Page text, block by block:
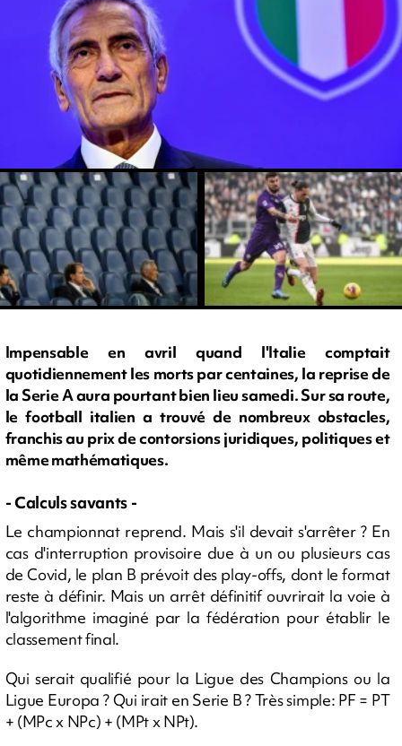
Impensable en avril quand l'Italie comptait
quotidiennement les morts par centaines, la reprise de
la Serie A aura pourtant bien lieu samedi. Sur sa route,
le football italien a trouvé de nombreux obstacles,
franchis au prix de contorsions juridiques, politiques et
même mathématiques.
- Calculs savants -
Le championnat reprend. Mais s'il devait s'arrêter ? En
cas d'interruption provisoire due à un ou plusieurs cas
de Covid, le plan B prévoit des play-offs, dont le format
reste à définir. Mais un arrêt définitif ouvrirait la voie à
l'algorithme imaginé par la fédération pour établir le
classement final.
Qui serait qualifié pour la Ligue des Champions ou la
Ligue Europa ? Qui irait en Serie B ? Très simple: PF = PT
+ (MPc x NPc) + (MPt x NPt).